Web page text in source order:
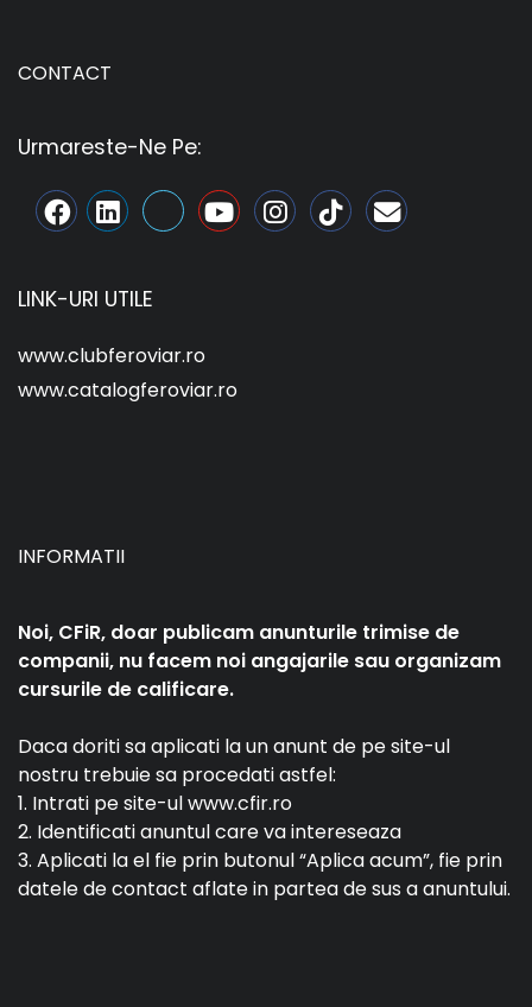
CONTACT
Urmareste-Ne Pe:
LINK-URI UTILE
www.clubferoviar.ro
www.catalogferoviar.ro
INFORMATII
Noi, CFiR, doar publicam anunturile trimise de
companii, nu facem noi angajarile sau organizam
cursurile de calificare.
Daca doriti sa aplicati la un anunt de pe site-ul
nostru trebuie sa procedati astfel:
1. Intrati pe site-ul www.cfir.ro
2. Identificati anuntul care va intereseaza
3. Aplicati la el fie prin butonul “Aplica acum”, fie prin
datele de contact aflate in partea de sus a anuntului.